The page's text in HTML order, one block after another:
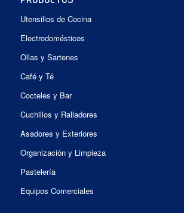
Utensilios de Cocina
Electrodomésticos
Ollas y Sartenes
Café y Té
Cocteles y Bar
Cuchillos y Ralladores
Asadores y Exteriores
Organización y Limpieza
Pastelería
Equipos Comerciales